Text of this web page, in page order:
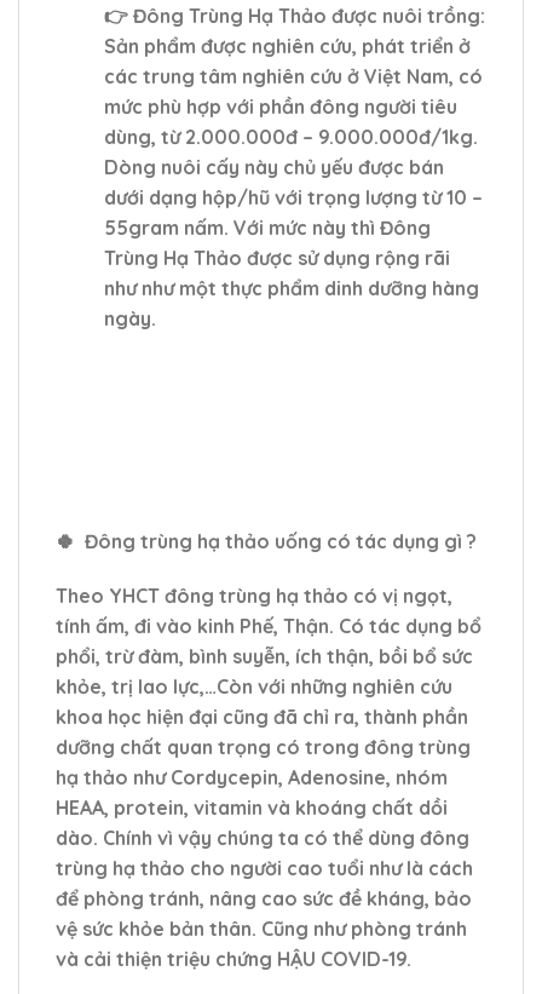
👉 Đông Trùng Hạ Thảo được nuôi trồng:
Sản phẩm được nghiên cứu, phát triển ở
các trung tâm nghiên cứu ở Việt Nam, có
mức phù hợp với phần đông người tiêu
dùng, từ 2.000.000đ – 9.000.000đ/1kg.
Dòng nuôi cấy này chủ yếu được bán
dưới dạng hộp/hũ với trọng lượng từ 10 –
55gram nấm. Với mức này thì Đông
Trùng Hạ Thảo được sử dụng rộng rãi
như như một thực phẩm dinh dưỡng hàng
ngày.
🍀 Đông trùng hạ thảo uống có tác dụng gì ?
Theo YHCT đông trùng hạ thảo có vị ngọt,
tính ấm, đi vào kinh Phế, Thận. Có tác dụng bổ
phổi, trừ đàm, bình suyễn, ích thận, bồi bổ sức
khỏe, trị lao lực,…Còn với những nghiên cứu
khoa học hiện đại cũng đã chỉ ra, thành phần
dưỡng chất quan trọng có trong đông trùng
hạ thảo như Cordycepin, Adenosine, nhóm
HEAA, protein, vitamin và khoáng chất dồi
dào. Chính vì vậy chúng ta có thể dùng đông
trùng hạ thảo cho người cao tuổi như là cách
để phòng tránh, nâng cao sức đề kháng, bảo
vệ sức khỏe bản thân. Cũng như phòng tránh
và cải thiện triệu chứng HẬU COVID-19.